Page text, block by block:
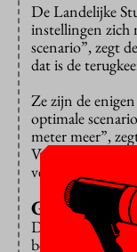
De Landelijke
instellingen zich
scenario”, zegt
dat is de
Ze zijn de
optimale
meter meer”,
Vereniging
verantwoorde
Goed nieuws
De
beperkingen